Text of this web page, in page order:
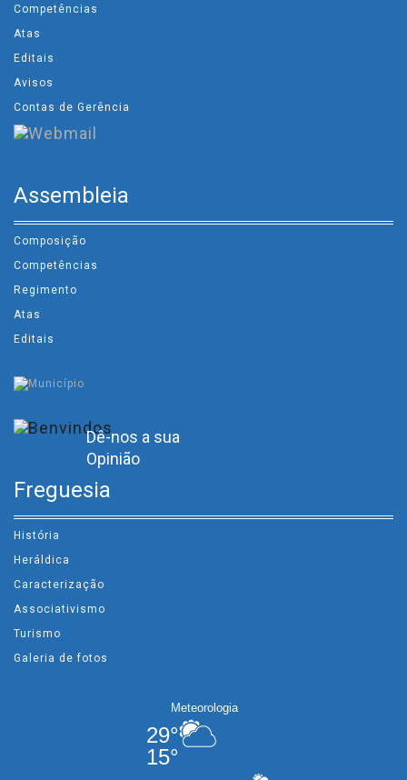
Competências
Atas
Editais
Avisos
Contas de Gerência
Assembleia
Composição
Competências
Regimento
Atas
Editais
Dê-nos a sua
Opinião
Freguesia
História
Heráldica
Caracterização
Associativismo
Turismo
Galeria de fotos